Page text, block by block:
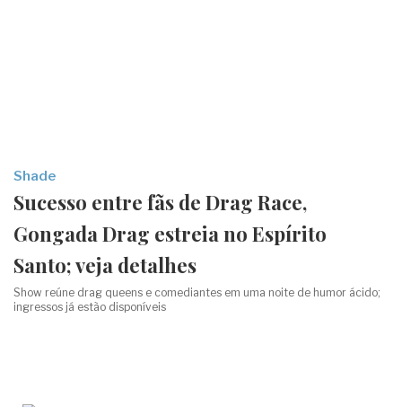
Shade
Sucesso entre fãs de Drag Race,
Gongada Drag estreia no Espírito
Santo; veja detalhes
Show reúne drag queens e comediantes em uma noite de humor ácido;
ingressos já estão disponíveis